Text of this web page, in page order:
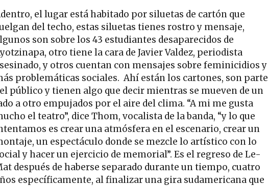
el lugar está habitado por siluetas de cartón que
del techo, estas siluetas tienes rostro y mensaje,
son sobre los 43 estudiantes desaparecidos de
otro tiene la cara de Javier Valdez, periodista
y otros cuentan con mensajes sobre feminicidios y
problemáticas sociales. Ahí están los cartones, son parte
público y tienen algo que decir mientras se mueven de un
a otro empujados por el aire del clima. “A mi me gusta
el teatro”, dice Thom, vocalista de la banda, “y lo que
es crear una atmósfera en el escenario, crear un
un espectáculo donde se mezcle lo artístico con lo
y hacer un ejercicio de memorial”. Es el regreso de Le-
después de haberse separado durante un tiempo, cuatro
específicamente, al finalizar una gira sudamericana que